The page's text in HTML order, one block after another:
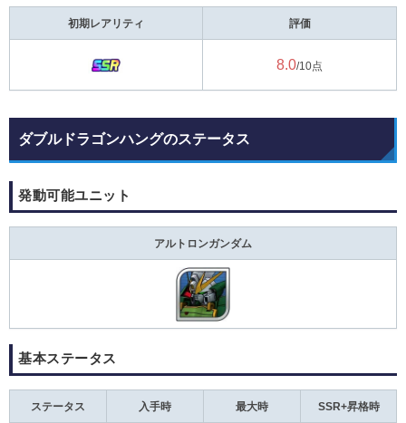
初期レアリティ 評価
8.0/10点
ダブルドラゴンハングのステータス
発動可能ユニット
アルトロンガンダム
基本ステータス
ステータス 入手時 最大時 SSR+昇格時